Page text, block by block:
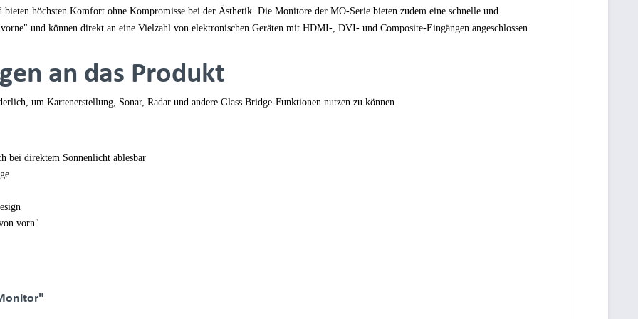
bieten höchsten Komfort ohne Kompromisse bei der Ästhetik. Die Monitore der MO-Serie bieten zudem eine schnelle und
und können direkt an eine Vielzahl von elektronischen Geräten mit HDMI-, DVI- und Composite-Eingängen angeschlossen
an das Produkt
um Kartenerstellung, Sonar, Radar und andere Glass Bridge-Funktionen nutzen zu können.
bei direktem Sonnenlicht ablesbar
vorn"